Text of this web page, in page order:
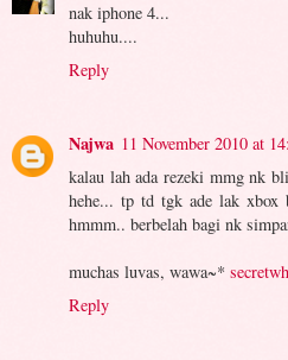
nak iphone 4...
huhuhu....
Reply
Najwa 11 November 2010 at
kalau lah ada rezeki mmg nk
hehe... tp td tgk ade lak
hmmm.. berbelah bagi nk
muchas luvas, wawa~*
Reply